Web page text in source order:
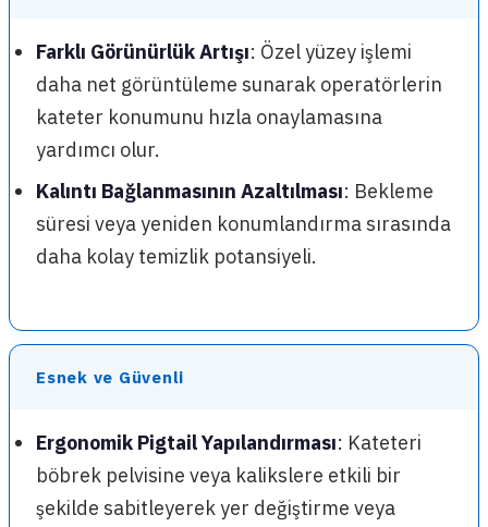
Farklı Görünürlük Artışı: Özel yüzey işlemi
daha net görüntüleme sunarak operatörlerin
kateter konumunu hızla onaylamasına
yardımcı olur.
Kalıntı Bağlanmasının Azaltılması: Bekleme
süresi veya yeniden konumlandırma sırasında
daha kolay temizlik potansiyeli.
Esnek ve Güvenli
Ergonomik Pigtail Yapılandırması: Kateteri
böbrek pelvisine veya kalikslere etkili bir
şekilde sabitleyerek yer değiştirme veya